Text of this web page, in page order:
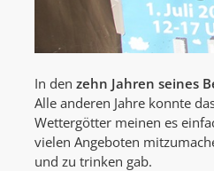
In denzehn Jahren seines
Alle anderen Jahre konnte
Wettergötter meinen es
vielen Angeboten
und zu trinken gab.